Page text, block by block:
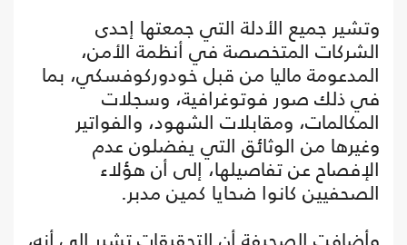
وتشير جميع الأدلة التي جمعتها إحدى
الشركات المتخصصة في أنظمة الأمن،
المدعومة ماليا من قبل خودوركوفسكي، بما
في ذلك صور فوتوغرافية، وسجلات
المكالمات، ومقابلات الشهود، والفواتير
وغيرها من الوثائق التي يفضلون عدم
الإفصاح عن تفاصيلها، إلى أن هؤلاء
الصحفيين كانوا ضحايا كمين مدبر.